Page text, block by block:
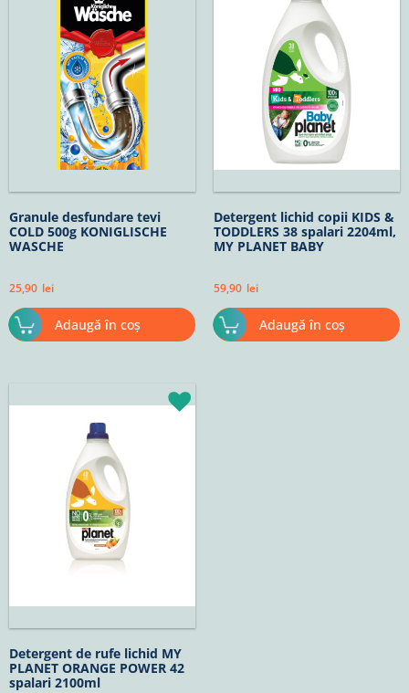
Granule desfundare tevi
COLD 500g KONIGLISCHE
WASCHE
25,90 lei
Adaugă în coș
Detergent lichid copii KIDS &
TODDLERS 38 spalari 2204ml,
MY PLANET BABY
59,90 lei
Adaugă în coș
Detergent de rufe lichid MY
PLANET ORANGE POWER 42
spalari 2100ml